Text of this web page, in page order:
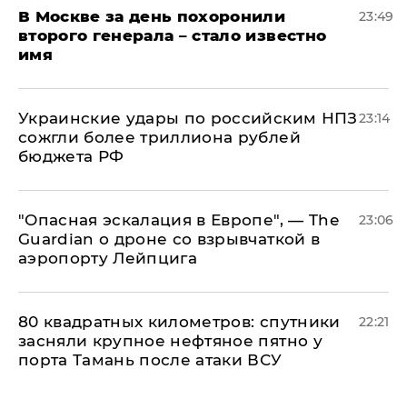
В Москве за день похоронили
второго генерала – стало известно
имя
23:49
Украинские удары по российским НПЗ
сожгли более триллиона рублей
бюджета РФ
23:14
"Опасная эскалация в Европе", — The
Guardian о дроне со взрывчаткой в
аэропорту Лейпцига
23:06
80 квадратных километров: спутники
засняли крупное нефтяное пятно у
порта Тамань после атаки ВСУ
22:21